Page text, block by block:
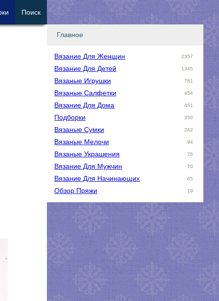
Главное
Вязание Для Женщин 2357
Вязание Для Детей 1345
Вязаные Игрушки 781
Вязаные Салфетки 454
Вязание Для Дома 451
Подборки 350
Вязаные Сумки 242
Вязаные Мелочи 94
Вязаные Украшения 76
Вязание Для Мужчин 70
Вязание Для Начинающих 65
Обзор Пряжи 19
Поиск